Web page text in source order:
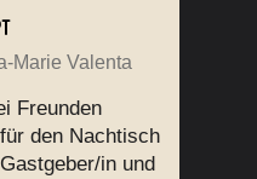
Marie Valenta
Freunden
den Nachtisch
in und